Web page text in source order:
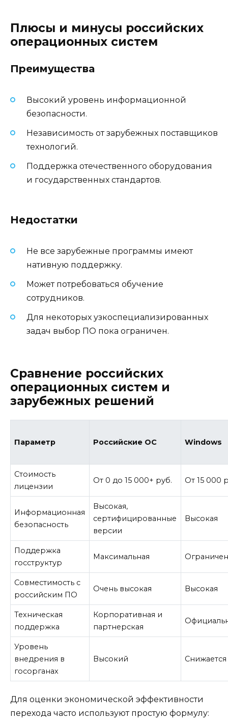
Плюсы и минусы российских
операционных систем
Преимущества
Высокий уровень информационной
безопасности.
Независимость от зарубежных поставщиков
технологий.
Поддержка отечественного оборудования
и государственных стандартов.
Недостатки
Не все зарубежные программы имеют
нативную поддержку.
Может потребоваться обучение
сотрудников.
Для некоторых узкоспециализированных
задач выбор ПО пока ограничен.
Сравнение российских
операционных систем и
зарубежных решений
Параметр Российские ОС Windows
Стоимость
лицензии
От 0 до 15 000+ руб. От 15 000
Информационная
безопасность
Высокая,
сертифицированные
версии
Высокая
Поддержка
госструктур
Максимальная
Совместимость с
российским ПО
Очень высокая Высокая
Техническая
поддержка
Корпоративная и
партнерская
Уровень
внедрения в
госорганах
Высокий Снижается
Для оценки экономической эффективности
перехода часто используют простую формулу: